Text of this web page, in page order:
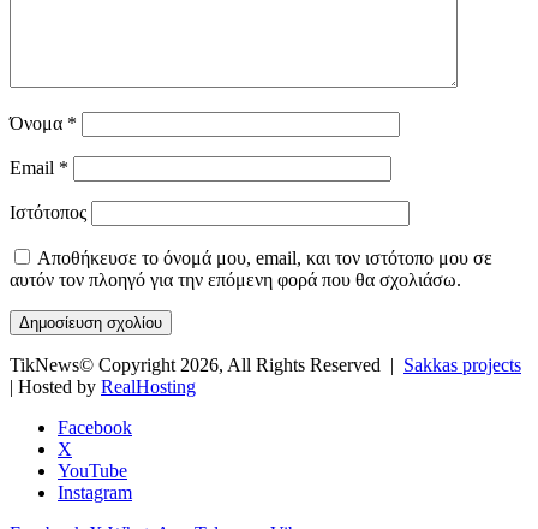
Όνομα *
Email *
Ιστότοπος
Αποθήκευσε το όνομά μου, email, και τον ιστότοπο μου σε
αυτόν τον πλοηγό για την επόμενη φορά που θα σχολιάσω.
TikNews© Copyright 2026, All Rights Reserved | Sakkas projects
| Hosted by RealHosting
Facebook
X
YouTube
Instagram